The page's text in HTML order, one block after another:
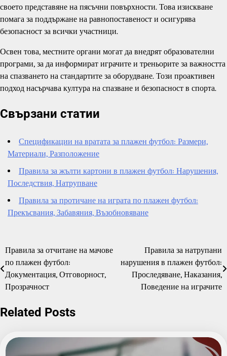
своето представяне на пясъчни повърхности. Това изискване
помага за поддържане на равнопоставеност и осигурява
безопасност за всички участници.
Освен това, местните органи могат да внедрят образователни
програми, за да информират играчите и треньорите за важността
на спазването на стандартите за оборудване. Този проактивен
подход насърчава култура на спазване и безопасност в спорта.
Свързани статии
Спецификации на вратата за плажен футбол: Размери,
Материали, Разположение
Правила за жълти картони в плажен футбол: Нарушения,
Последствия, Натрупване
Правила за протичане на играта по плажен футбол:
Прекъсвания, Забавяния, Възобновяване
Post
navigation
Правила за отчитане на мачове
по плажен футбол:
Документация, Отговорност,
Прозрачност
Правила за натрупани
нарушения в плажен футбол:
Проследяване, Наказания,
Поведение на играчите
Related Posts